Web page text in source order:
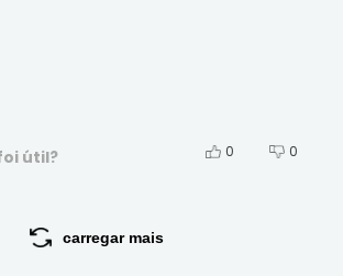
útil? 0 0
carregar mais